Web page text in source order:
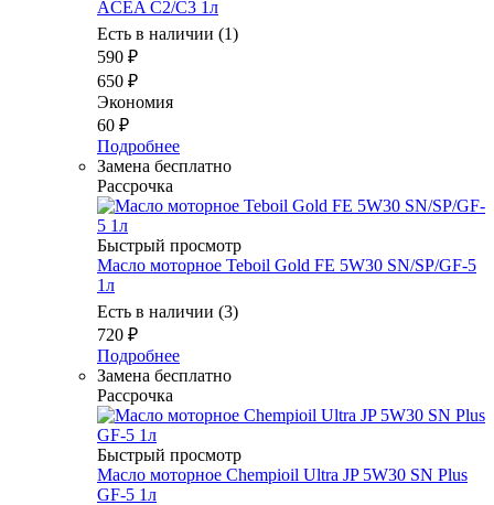
ACEA C2/C3 1л
Есть в наличии (1)
590 ₽
650 ₽
Экономия
60 ₽
Подробнее
Замена бесплатно
Рассрочка
Быстрый просмотр
Масло мотоpное Teboil Gold FE 5W30 SN/SP/GF-5
1л
Есть в наличии (3)
720 ₽
Подробнее
Замена бесплатно
Рассрочка
Быстрый просмотр
Масло моторное Chempioil Ultra JP 5W30 SN Plus
GF-5 1л